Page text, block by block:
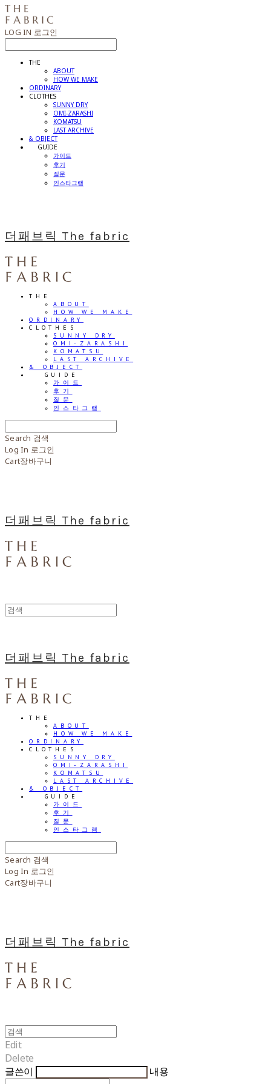
LOG IN 로그인
THE
ABOUT
HOW WE MAKE
ORDINARY
CLOTHES
SUNNY DRY
OMI-ZARASHI
KOMATSU
LAST ARCHIVE
& OBJECT
⠀⠀GUIDE
가이드
후기
질문
인스타그램
더패브릭 The fabric
THE
ABOUT
HOW WE MAKE
ORDINARY
CLOTHES
SUNNY DRY
OMI-ZARASHI
KOMATSU
LAST ARCHIVE
& OBJECT
⠀⠀GUIDE
가이드
후기
질문
인스타그램
Search 검색
Log In 로그인
Cart장바구니
더패브릭 The fabric
더패브릭 The fabric
THE
ABOUT
HOW WE MAKE
ORDINARY
CLOTHES
SUNNY DRY
OMI-ZARASHI
KOMATSU
LAST ARCHIVE
& OBJECT
⠀⠀GUIDE
가이드
후기
질문
인스타그램
Search 검색
Log In 로그인
Cart장바구니
더패브릭 The fabric
Edit
Delete
글쓴이
내용